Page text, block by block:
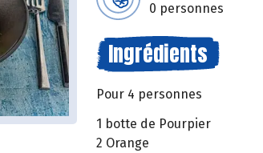
0 personnes
Ingrédients
Pour 4 personnes
1 botte de Pourpier
2 Orange